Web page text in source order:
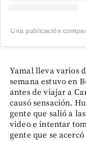
Una publicación
Yamal lleva varios
semana estuvo en
antes de viajar a
causó sensación.
gente que salió a
video e intentar
gente que se